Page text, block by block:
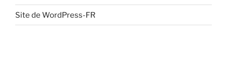
Site de WordPress-FR